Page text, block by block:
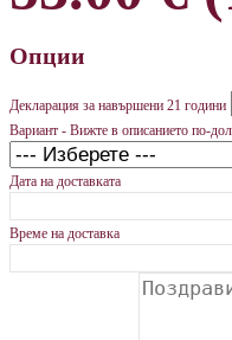
Опции
Декларация за навършени 21 години
Вариант - Вижте в описанието по-
Дата на доставката
Време на доставка